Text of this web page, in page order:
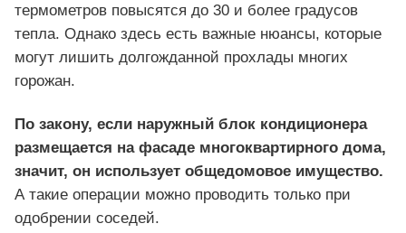
термометров повысятся до 30 и более градусов
тепла. Однако здесь есть важные нюансы, которые
могут лишить долгожданной прохлады многих
горожан.
По закону, если наружный блок кондиционера
размещается на фасаде многоквартирного дома,
значит, он использует общедомовое имущество.
А такие операции можно проводить только при
одобрении соседей.